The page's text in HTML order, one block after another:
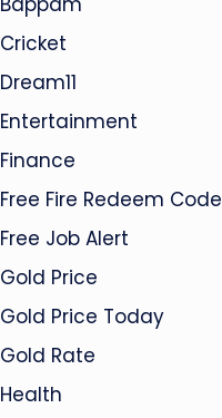
Cricket
Dream11
Entertainment
Finance
Free Fire Redeem Code
Free Job Alert
Gold Price
Gold Price Today
Gold Rate
Health